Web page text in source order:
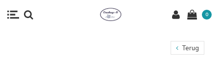
0
Terug